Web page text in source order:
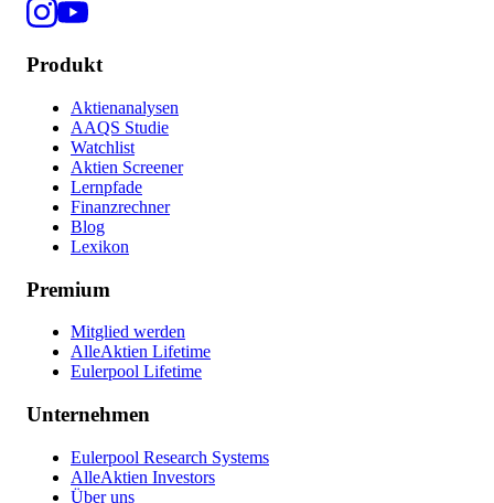
Produkt
Aktienanalysen
AAQS Studie
Watchlist
Aktien Screener
Lernpfade
Finanzrechner
Blog
Lexikon
Premium
Mitglied werden
AlleAktien Lifetime
Eulerpool Lifetime
Unternehmen
Eulerpool Research Systems
AlleAktien Investors
Über uns